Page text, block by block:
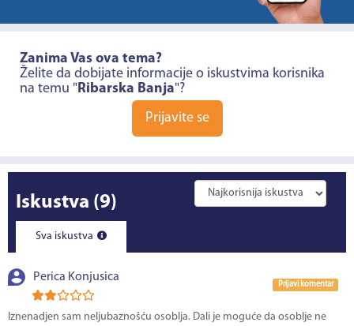
Zanima Vas ova tema?
Želite da dobijate informacije o iskustvima korisnika
na temu "Ribarska Banja"?
Prijavite se
Iskustva (9)
Sva iskustva
Perica Konjusica
Prijavi komentar
Iznenadjen sam neljubaznošću osoblja. Dali je moguće da osoblje ne